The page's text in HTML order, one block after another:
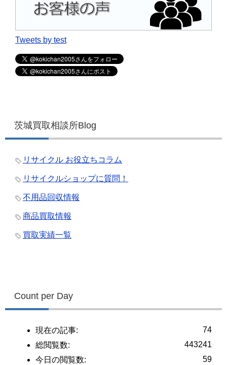
Tweets by test
茨城買取相談所Blog
リサイクル お役立ちコラム
リサイクルショップに質問！
不用品回収情報
商品買取情報
買取実績一覧
Count per Day
74
現在の記事:
443241
総閲覧数:
59
今日の閲覧数: